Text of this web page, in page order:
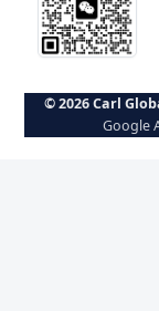
© 2026 Carl
Google